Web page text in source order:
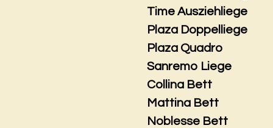
Time Ausziehliege
Plaza Doppelliege
Plaza Quadro
Sanremo Liege
Collina Bett
Mattina Bett
Noblesse Bett